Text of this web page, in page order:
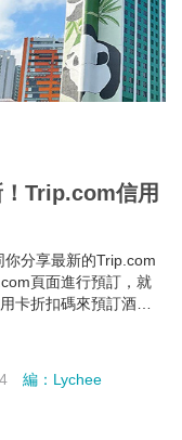
！Trip.com信用
分享最新的Trip.com
頁面進行預訂，就
卡折扣碼來預訂酒
編：Lychee